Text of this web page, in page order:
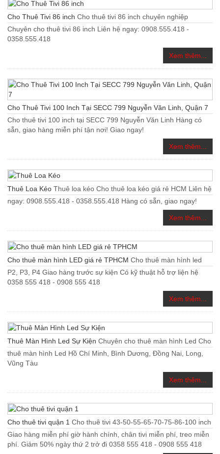
Cho Thuê Tivi 86 inch Cho thuê tivi 86 inch chuyên nghiệp
Chuyên cho thuê tivi 86 inch Liên hệ ngay: 0908.555.418 -
0358.555.418
Xem thêm...
Cho Thuê Tivi 100 Inch Tại SECC 799 Nguyễn Văn Linh, Quận 7
Cho thuê tivi 100 inch tại SECC 799 Nguyễn Văn Linh Hàng có
sẵn, giao hàng miễn phí tận nơi! Giao ngay!
Xem thêm...
Thuê Loa Kéo Thuê loa kéo Cho thuê loa kéo giá rẻ HCM Liên hệ
ngay: 0908.555.418 - 0358.555.418 Hàng có sẵn, giao ngay!
Xem thêm...
Cho thuê màn hình LED giá rẻ TPHCM Cho thuê màn hình led
P2, P3, P4 Giao hàng trước sự kiện Có kỹ thuật hỗ trợ liện hệ
0358 555 418 - 0908 555 418
Xem thêm...
Thuê Màn Hình Led Sự Kiện Chuyên cho thuê màn hình Led Cho
thuê màn hình Led Hồ Chí Minh, Bình Dương, Đồng Nai, Long,
Vũng Tàu
Xem thêm...
Cho thuê tivi quận 1 Cho thuê tivi 43-50-55-65-70-75-86-100 inch
Giao hàng miễn phí giờ hành chính, chân tivi miễn phí, treo miễn
phí. Giảm 50% ngày thứ 2 trở đi 0358 555 418 - 0908 555 418